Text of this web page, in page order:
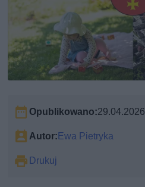
Opublikowano:29.04.2026
Autor: Ewa Pietryka
Drukuj